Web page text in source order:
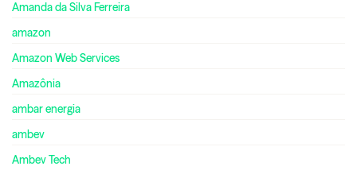
Amanda da Silva Ferreira
amazon
Amazon Web Services
Amazônia
ambar energia
ambev
Ambev Tech